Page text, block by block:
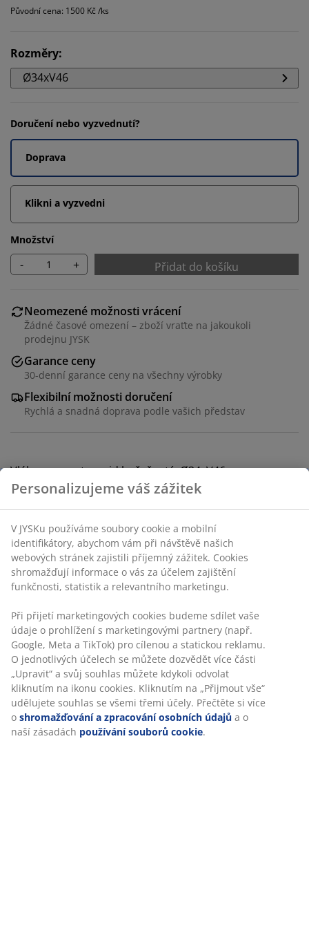
Původní cena: 1500 Kč /ks
Rozměry:
Ø34xV46
Doručení nebo vyzvednutí?
Doprava
Klikni a vyzvedni
Množství
- + Přidat do košíku
Neomezené možnosti vrácení
Žádné časové omezení – zboží vraťte na jakoukoli
prodejnu JYSK
Garance ceny
30-denní garance ceny na všechny výrobky
Flexibilní možnosti doručení
Rychlá a snadná doprava podle vašich představ
Vláknocement a oxid hořečnatý. Ø34xV46 cm
Skladová položka: 3690442
Návod k sestavení
Specifikace
Hodnocení
(186)
Doprava
Personalizujeme váš zážitek
V JYSKu používáme soubory cookie a mobilní
identifikátory, abychom vám při návštěvě našich
webových stránek zajistili příjemný zážitek. Cookies
shromažďují informace o vás za účelem zajištění
funkčnosti, statistik a relevantního marketingu.
Při přijetí marketingových cookies budeme sdílet vaše
údaje o prohlížení s marketingovými partnery (např.
Google, Meta a TikTok) pro cílenou a statickou reklamu.
O jednotlivých účelech se můžete dozvědět více části
„Upravit“ a svůj souhlas můžete kdykoli odvolat
kliknutím na ikonu cookies. Kliknutím na „Přijmout vše“
udělujete souhlas se všemi třemi účely. Přečtěte si více
o shromažďování a zpracování osobních údajů a o
naší zásadách používání souborů cookie.